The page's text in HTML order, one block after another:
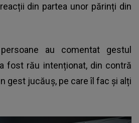
din partea unor părinți din
au comentat gestul
fost rău intenționat, din contră
gest jucăuș, pe care îl fac și alți